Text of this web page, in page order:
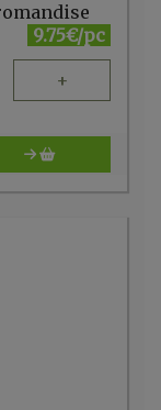
9.75€/pc
+